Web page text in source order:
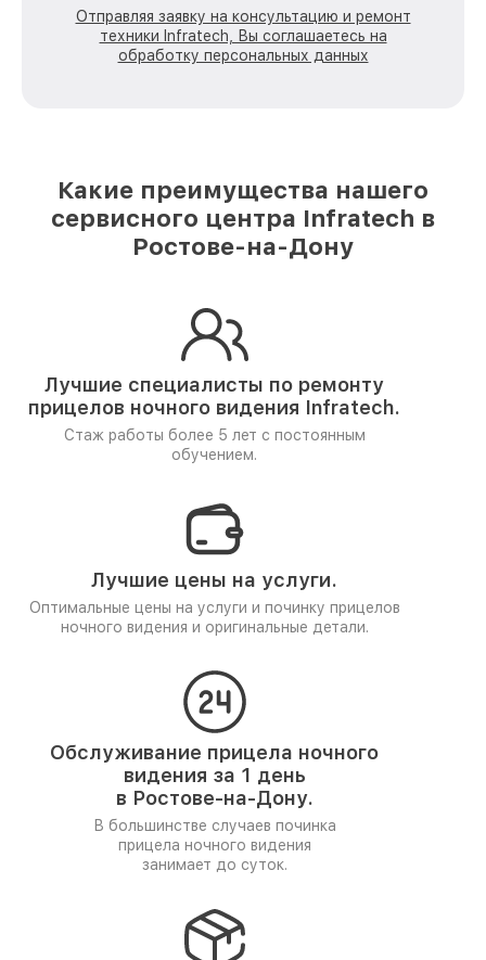
Отправляя заявку на консультацию и ремонт
техники Infratech, Вы соглашаетесь на
обработку персональных данных
Какие преимущества нашего
сервисного центра Infratech в
Ростове-на-Дону
Лучшие специалисты по ремонту
прицелов ночного видения Infratech.
Стаж работы более 5 лет с постоянным
обучением.
Лучшие цены на услуги.
Оптимальные цены на услуги и починку прицелов
ночного видения и оригинальные детали.
Обслуживание прицела ночного
видения за 1 день
в Ростове-на-Дону.
В большинстве случаев починка
прицела ночного видения
занимает до суток.